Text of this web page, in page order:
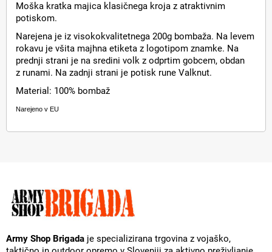
Moška kratka majica klasičnega kroja z atraktivnim
potiskom.
Narejena je iz visokokvalitetnega 200g bombaža. Na levem
rokavu je všita majhna etiketa z logotipom znamke. Na
prednji strani je na sredini volk z odprtim gobcem, obdan
z runami. Na zadnji strani je potisk rune Valknut.
Material: 100% bombaž
Narejeno v EU
Army Shop Brigada je specializirana trgovina z vojaško,